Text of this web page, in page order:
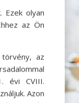
Ezek olyan
az Ön
az
évi CVIII.
Azon